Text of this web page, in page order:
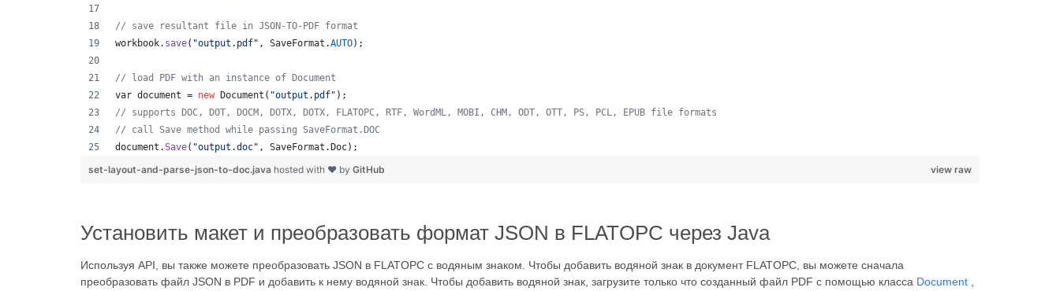
// save resultant file in JSON-TO-PDF format
workbook. save( "output.pdf" , SaveFormat .AUTO);
// load PDF with an instance of Document
var document = new Document ( "output.pdf" );
// supports DOC, DOT, DOCM, DOTX, DOTX, FLATOPC, RTF, WordML, MOBI, CHM, ODT, OTT, PS, PCL, EPUB file formats
// call Save method while passing SaveFormat.DOC
document .Save( "output.doc" , SaveFormat . Doc);
view raw
set-layout-and-parse-json-to-doc.java hosted with ❤ by GitHub
Установить макет и преобразовать формат JSON в FLATOPC через Java
Используя API, вы также можете преобразовать JSON в FLATOPC с водяным знаком. Чтобы добавить водяной знак в документ FLATOPC, вы можете сначала
преобразовать файл JSON в PDF и добавить к нему водяной знак. Чтобы добавить водяной знак, загрузите только что созданный файл PDF с помощью класса Document